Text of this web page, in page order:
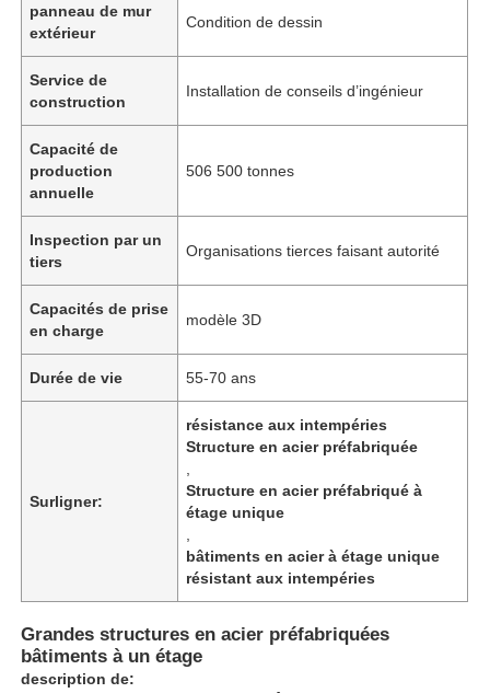
Vidéos
panneau de mur
extérieur
Condition de dessin
Service de
construction
Installation de conseils d’ingénieur
Capacité de
production
annuelle
506 500 tonnes
Inspection par un
tiers
Organisations tierces faisant autorité
Capacités de prise
en charge
modèle 3D
Durée de vie 55-70 ans
Surligner:
résistance aux intempéries
Structure en acier préfabriquée
Structure en acier préfabriqué à
étage unique
bâtiments en acier à étage unique
résistant aux intempéries
Grandes structures en acier préfabriquées
bâtiments à un étage
description de: